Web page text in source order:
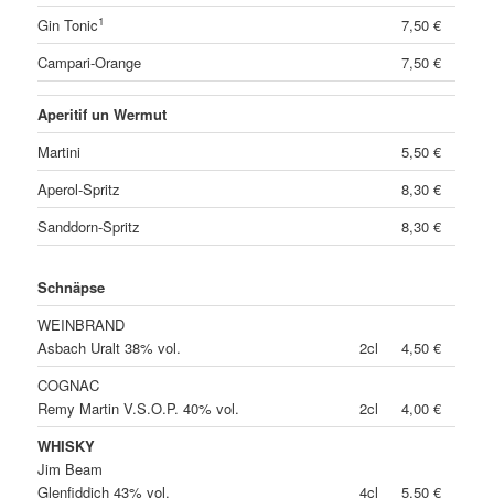
Gin Tonic1
7,50 €
Campari-Orange
7,50 €
Aperitif un Wermut
Martini
5,50 €
Aperol-Spritz
8,30 €
Sanddorn-Spritz
8,30 €
Schnäpse
WEINBRAND
Asbach Uralt 38% vol.
2cl
4,50 €
COGNAC
Remy Martin V.S.O.P. 40% vol.
2cl
4,00 €
WHISKY
Jim Beam
Glenfiddich 43% vol.
4cl 5,50 €